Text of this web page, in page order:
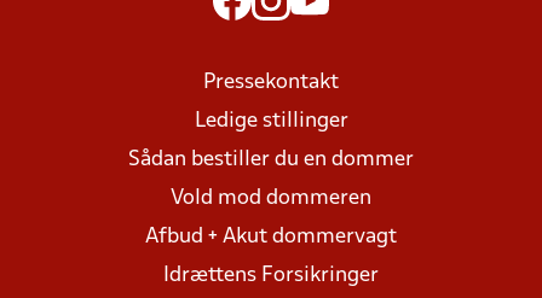
Pressekontakt
Ledige stillinger
Sådan bestiller du en dommer
Vold mod dommeren
Afbud + Akut dommervagt
Idrættens Forsikringer